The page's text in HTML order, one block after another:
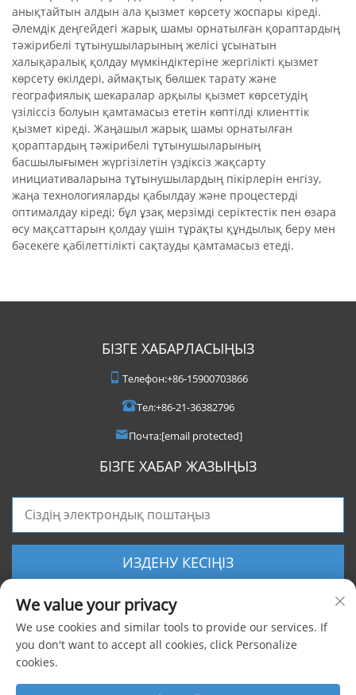
анықтайтын алдын ала қызмет көрсету жоспары кіреді.
Әлемдік деңгейдегі жарық шамы орнатылған қораптардың
тәжірибелі тұтынушыларының желісі ұсынатын
халықаралық қолдау мүмкіндіктеріне жергілікті қызмет
көрсету өкілдері, аймақтық бөлшек тарату және
географиялық шекаралар арқылы қызмет көрсетудің
үзіліссіз болуын қамтамасыз ететін көптілді клиенттік
қызмет кіреді. Жаңашыл жарық шамы орнатылған
қораптардың тәжірибелі тұтынушыларының
басшылығымен жүргізілетін үздіксіз жақсарту
инициативаларына тұтынушылардың пікірлерін енгізу,
жаңа технологияларды қабылдау және процестерді
оптималдау кіреді; бұл ұзақ мерзімді серіктестік пен өзара
өсу мақсаттарын қолдау үшін тұрақты құндылық беру мен
бәсекеге қабілеттілікті сақтауды қамтамасыз етеді.
БІЗГЕ ХАБАРЛАСЫҢЫЗ
Телефон:+86-15900703866
Тел:+86-21-36382796
Почта:[email protected]
БІЗГЕ ХАБАР ЖАЗЫҢЫЗ
ИЗДЕНУ КЕСІҢІЗ
Барлық құқықтар сақталған © 2025 Shanghai Foxygen Industrial Co., Ltd.
We value your privacy
We use cookies and similar tools to provide our services. If
you don't want to accept all cookies, click Personalize
cookies.